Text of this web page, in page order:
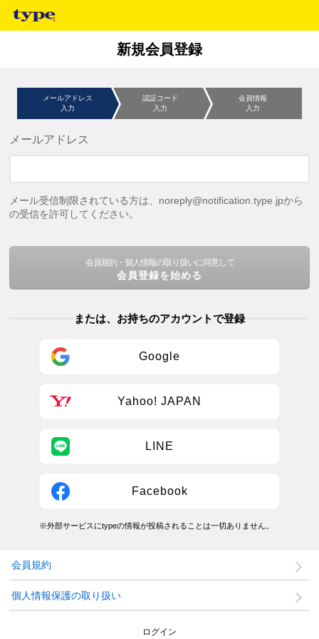
新規会員登録
メールアドレス
入力
認証コード
入力
会員情報
入力
メールアドレス
メール受信制限されている方は、noreply@notification.type.jpから
の受信を許可してください。
会員規約・個人情報の取り扱いに同意して
会員登録を始める
または、お持ちのアカウントで登録
Google
Yahoo! JAPAN
LINE
Facebook
※外部サービスにtypeの情報が投稿されることは一切ありません。
会員規約
個人情報保護の取り扱い
ログイン